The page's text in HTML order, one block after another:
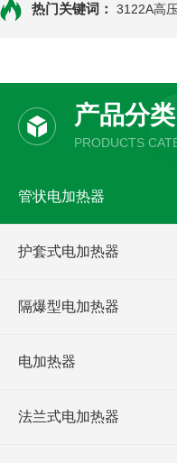
热门关键词： 3122A高
产品分类
PRODUCTS
管状电加热器
护套式电加热器
隔爆型电加热器
电加热器
法兰式电加热器